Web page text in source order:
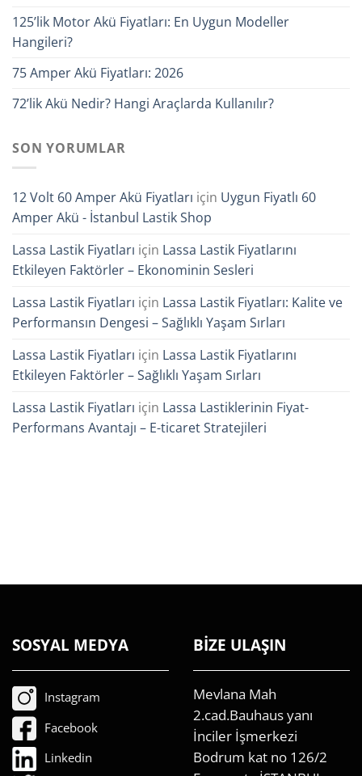
125’lik Motor Akü Fiyatları: En Uygun Modeller
Hangileri?
75 Amper Akü Fiyatları: 2026
72’lik Akü Nedir? Hangi Araçlarda Kullanılır?
SON YORUMLAR
12 Volt 60 Amper Akü Fiyatları için Uygun Fiyatlı 60
Amper Akü - İstanbul Lastik Shop
Lassa Lastik Fiyatları için Lassa Lastik Fiyatlarını
Etkileyen Faktörler – Ekonominin Sesleri
Lassa Lastik Fiyatları için Lassa Lastik Fiyatları: Kalite ve
Performansın Dengesi – Sağlıklı Yaşam Sırları
Lassa Lastik Fiyatları için Lassa Lastik Fiyatlarını
Etkileyen Faktörler – Sağlıklı Yaşam Sırları
Lassa Lastik Fiyatları için Lassa Lastiklerinin Fiyat-
Performans Avantajı – E-ticaret Stratejileri
SOSYAL MEDYA
Instagram
Facebook
Linkedin
BİZE ULAŞIN
Mevlana Mah
2.cad.Bauhaus yanı
İnciler İşmerkezi
Bodrum kat no 126/2